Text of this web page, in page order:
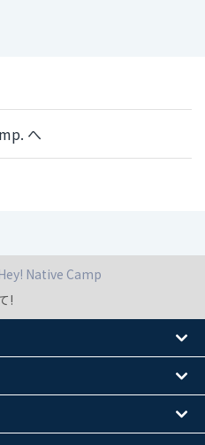
へ
Hey! Native Camp
!